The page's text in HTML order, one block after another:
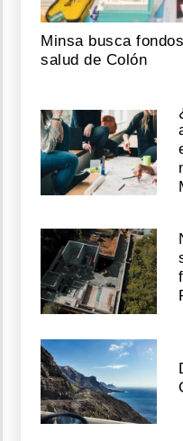
Minsa busca
salud de Colón